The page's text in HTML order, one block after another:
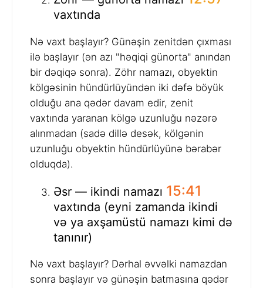
vaxtında
Nə vaxt başlayır? Günəşin zenitdən çıxması
ilə başlayır (ən azı "həqiqi günorta" anından
bir dəqiqə sonra). Zöhr namazı, obyektin
kölgəsinin hündürlüyündən iki dəfə böyük
olduğu ana qədər davam edir, zenit
vaxtında yaranan kölgə uzunluğu nəzərə
alınmadan (sadə dillə desək, kölgənin
uzunluğu obyektin hündürlüyünə bərabər
olduqda).
Əsr — ikindi namazı 15:41
vaxtında (eyni zamanda ikindi
və ya axşamüstü namazı kimi də
tanınır)
Nə vaxt başlayır? Dərhal əvvəlki namazdan
sonra başlayır və günəşin batmasına qədər